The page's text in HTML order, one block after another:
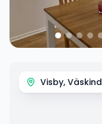
Visby,